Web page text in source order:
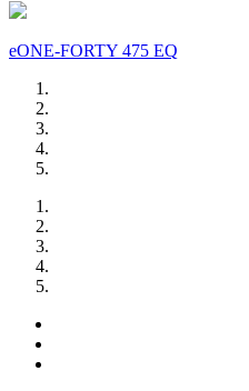
eONE-FORTY 475 EQ